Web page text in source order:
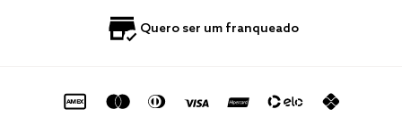
Política de Privacidade
0800 729 1588
sac@altenburg.com.br
Quero ser um franqueado